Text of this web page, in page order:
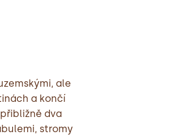
ale
a končí
dva
stromy